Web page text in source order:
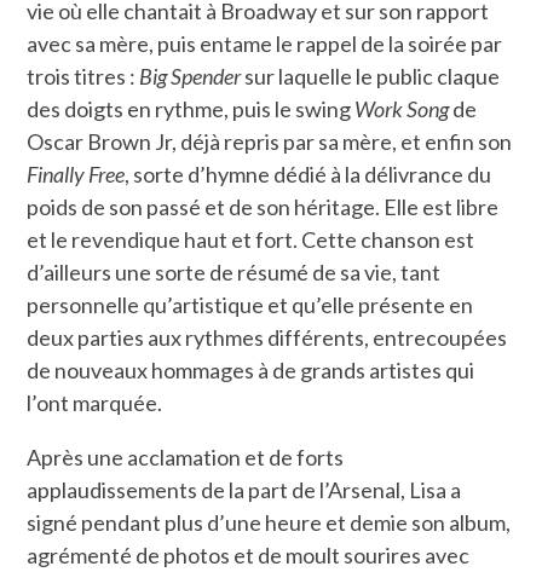
vie où elle chantait à Broadway et sur son rapport
avec sa mère, puis entame le rappel de la soirée par
trois titres : Big Spendersur laquelle le public claque
des doigts en rythme, puis le swingWork Songde
Oscar Brown Jr, déjà repris par sa mère, et enfin son
Finally Free, sorte d’hymne dédié à la délivrance du
poids de son passé et de son héritage. Elle est libre
et le revendique haut et fort. Cette chanson est
d’ailleurs une sorte de résumé de sa vie, tant
personnelle qu’artistique et qu’elle présente en
deux parties aux rythmes différents, entrecoupées
de nouveaux hommages à de grands artistes qui
l’ont marquée.
Après une acclamation et de forts
applaudissements de la part de l’Arsenal, Lisa a
signé pendant plus d’une heure et demie son album,
agrémenté de photos et de moult sourires avec